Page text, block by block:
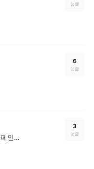
댓글
6
댓글
🥤 동탄 중리길 숨은 숲속 대형카페 카페인중리
3
댓글